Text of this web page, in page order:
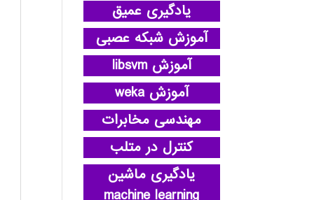
یادگیری عمیق
آموزش شبکه عصبی
آموزش libsvm
آموزش weka
مهندسی مخابرات
کنترل در متلب
یادگیری ماشین
machine learning